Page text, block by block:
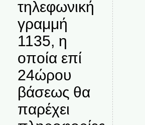
τηλεφωνική
γραμμή
1135, η
οποία επί
24ώρου
βάσεως θα
παρέχει